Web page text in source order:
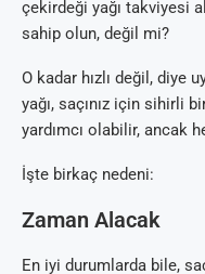
çekirdeği yağı takviyesi
sahip olun, değil mi?
O kadar hızlı değil, diye
yağı, saçınız için sihirli
yardımcı olabilir, ancak
İşte birkaç nedeni:
Zaman Alacak
En iyi durumlarda bile,